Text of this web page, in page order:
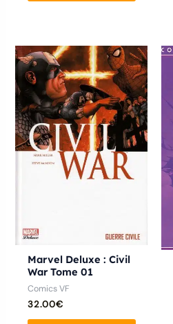
Marvel Deluxe : Civil
War Tome 01
Comics VF
32.00€